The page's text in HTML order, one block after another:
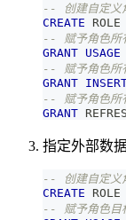
-- 创建自定义
CREATE
-- 赋予角色所
GRANT USAGE
-- 赋予角色所
GRANT
-- 赋予角色所
GRANT
指定外部数
-- 创建自定义
CREATE
-- 赋予角色目